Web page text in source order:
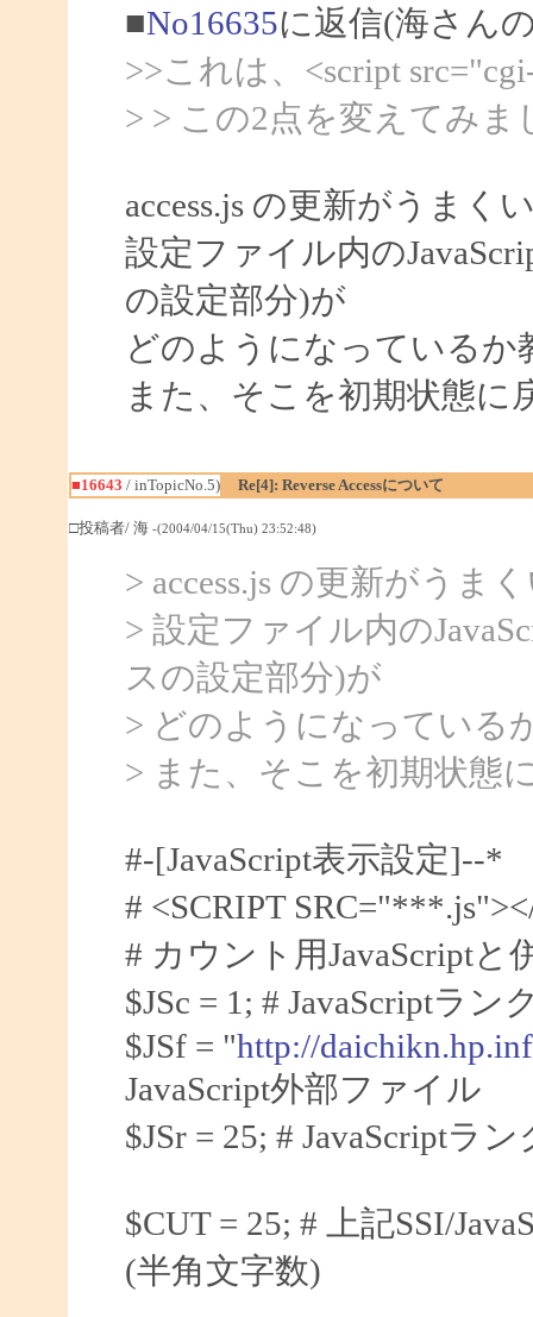
■No16635に返信(海さん
>>これは、<script
> > この2点を変えてみ
access.js の更新がうまく
設定ファイル内の
の設定部分)が
どのようになっている
また、そこを初期状態
■16643 / inTopicNo.5) Re[4]: Reverse Accessについて
□投稿者/ 海 -(2004/04/15(Thu) 23:52:48)
> access.js の更新がうま
> 設定ファイル内の
スの設定部分)が
> どのようになっている
> また、そこを初期状態
#-[JavaScript表示設定]--*
# <SCRIPT
# カウント用JavaScriptと
$JSc = 1; # JavaScriptラ
$JSf = "http://
JavaScript外部ファイル
$JSr = 25; # JavaScriptラ
$CUT = 25; # 上記SSI/
(半角文字数)